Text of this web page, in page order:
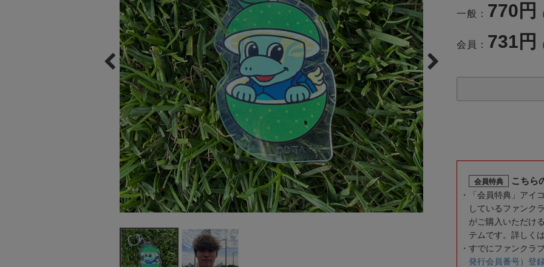
一般： 770円
会員： 731円
会員特典 こちら
「会員特典」アイ
しているファンク
がご購入いただけ
テムです。詳しく
すでにファンクラ
発行会員番号）登